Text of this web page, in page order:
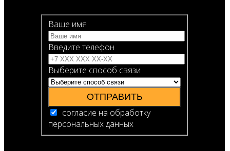
Ваше имя
Введите телефон
Выберите способ связи
ОТПРАВИТЬ
согласие на обработку
персональных данных